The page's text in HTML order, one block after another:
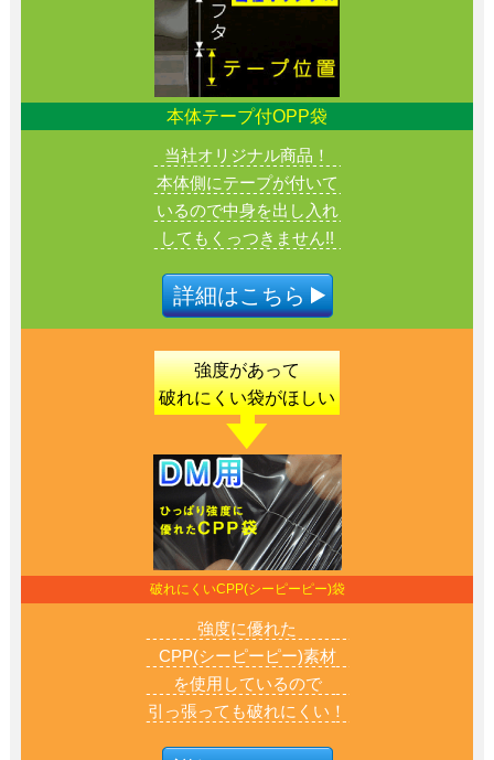
本体テープ付OPP袋
当社オリジナル商品！
本体側にテープが付いて
いるので中身を出し入れ
してもくっつきません!!
詳細はこちら
強度があって
破れにくい袋がほしい
破れにくいCPP(シーピーピー)袋
強度に優れた
CPP(シーピーピー)素材
を使用しているので
引っ張っても破れにくい！